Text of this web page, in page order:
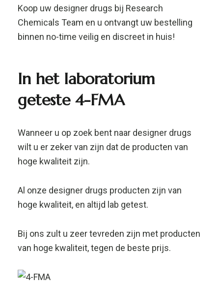
Koop uw designer drugs bij Research
Chemicals Team en u ontvangt uw bestelling
binnen no-time veilig en discreet in huis!
In het laboratorium
geteste 4-FMA
Wanneer u op zoek bent naar designer drugs
wilt u er zeker van zijn dat de producten van
hoge kwaliteit zijn.
Al onze designer drugs producten zijn van
hoge kwaliteit, en altijd lab getest.
Bij ons zult u zeer tevreden zijn met producten
van hoge kwaliteit, tegen de beste prijs.